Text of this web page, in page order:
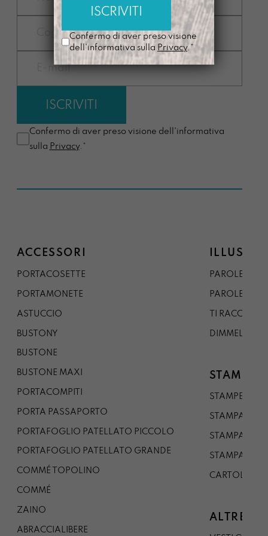
Confermo di aver preso visione dell'informativa
sulla Privacy.*
ACCESSORI
PORTACOSETTE
PORTAMONETE
ASTUCCIO
BUSTONY
BUSTONE
BUSTONE MAXI
PORTACOMPITI
PORTA PASSAPORTO
PORTAFOGLIO PATELLATO PICCOLO
PORTAFOGLIO PATELLATO GRANDE
COMMÉ TOPOLINO
COMMÉ
ZAINO
ABRACCIALIBERE
PAROLE DAL
PAROLE DA
TI
DIMMELO
STAMPE
STAMPE A5
STAMPA A3
STAMPA A1
STAMPA A0
CARTOLINA
ALTRE
Confermo di aver preso visione
dell'informativa sulla Privacy.*